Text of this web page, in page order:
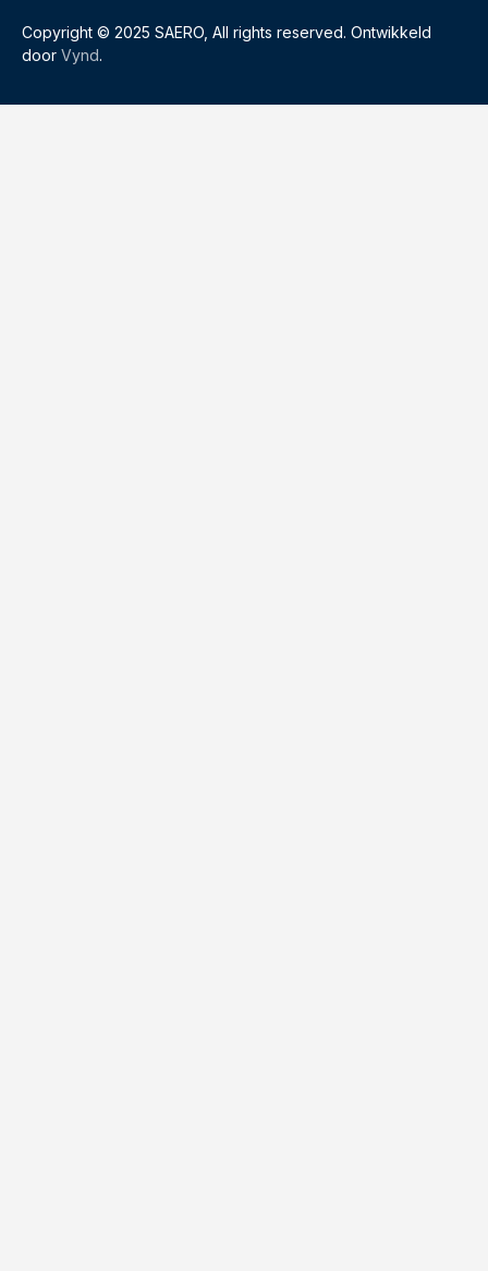
Copyright © 2025 SAERO, All rights reserved. Ontwikkeld
door Vynd.